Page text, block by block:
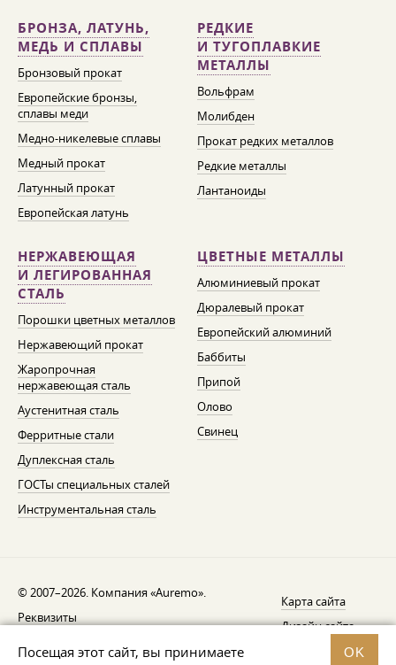
Посещая этот сайт, вы принимаете
OK
БРОНЗА, ЛАТУНЬ,
МЕДЬ И СПЛАВЫ
Бронзовый прокат
Европейские бронзы,
сплавы меди
Медно-никелевые сплавы
Медный прокат
Латунный прокат
Европейская латунь
РЕДКИЕ
И ТУГОПЛАВКИЕ
МЕТАЛЛЫ
Вольфрам
Молибден
Прокат редких металлов
Редкие металлы
Лантаноиды
НЕРЖАВЕЮЩАЯ
И ЛЕГИРОВАННАЯ
СТАЛЬ
Порошки цветных металлов
Нержавеющий прокат
Жаропрочная
нержавеющая сталь
Аустенитная сталь
Ферритные стали
Дуплексная сталь
ГОСТы специальных сталей
Инструментальная сталь
ЦВЕТНЫЕ МЕТАЛЛЫ
Алюминиевый прокат
Дюралевый прокат
Европейский алюминий
Баббиты
Припой
Олово
Свинец
© 2007–2026. Компания «Auremo».
Реквизиты
Карта сайта
Дизайн сайта —